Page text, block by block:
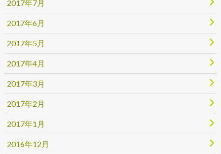
2017年7月
2017年6月
2017年5月
2017年4月
2017年3月
2017年2月
2017年1月
2016年12月